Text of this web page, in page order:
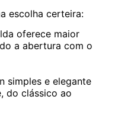
escolha certeira:
oferece maior
a abertura com o
simples e elegante
do clássico ao